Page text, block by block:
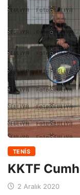
TENIS
KKTF
2 Aralık 2020